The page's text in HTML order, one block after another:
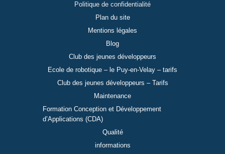
Politique de confidentialité
Plan du site
Mentions légales
Blog
Club des jeunes développeurs
Ecole de robotique – le Puy-en-Velay – tarifs
Club des jeunes développeurs – Tarifs
Maintenance
Formation Conception et Développement
d’Applications (CDA)
Qualité
informations